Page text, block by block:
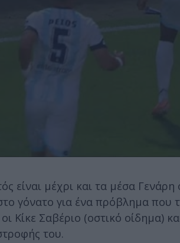
είναι μέχρι και τα μέσα
γόνατο για ένα πρόβλημα που
οι Κίκε Σαβέριο (οστικό οίδημα)
του.